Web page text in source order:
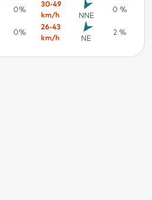
0%
30-49
km/h
NNE
0 %
0%
26-43
km/h
NE
2 %